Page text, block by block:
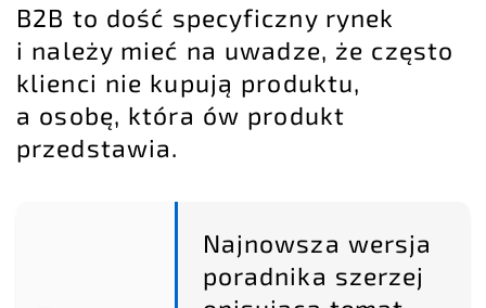
B2B to dość specyficzny rynek
i należy mieć na uwadze, że często
klienci nie kupują produktu,
a osobę, która ów produkt
przedstawia.
Najnowsza wersja
poradnika szerzej